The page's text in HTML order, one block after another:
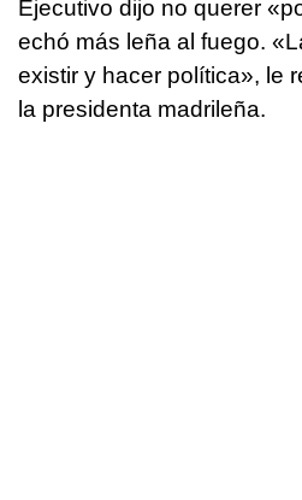
Ejecutivo dijo no querer
echó más leña al fuego.
existir y hacer política», le
la presidenta madrileña.